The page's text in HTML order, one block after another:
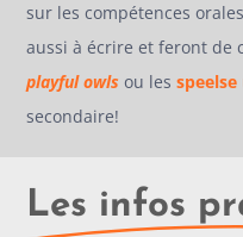
sur les compétences
aussi à écrire et feront de
playful owls ou les
secondaire!
Les infos